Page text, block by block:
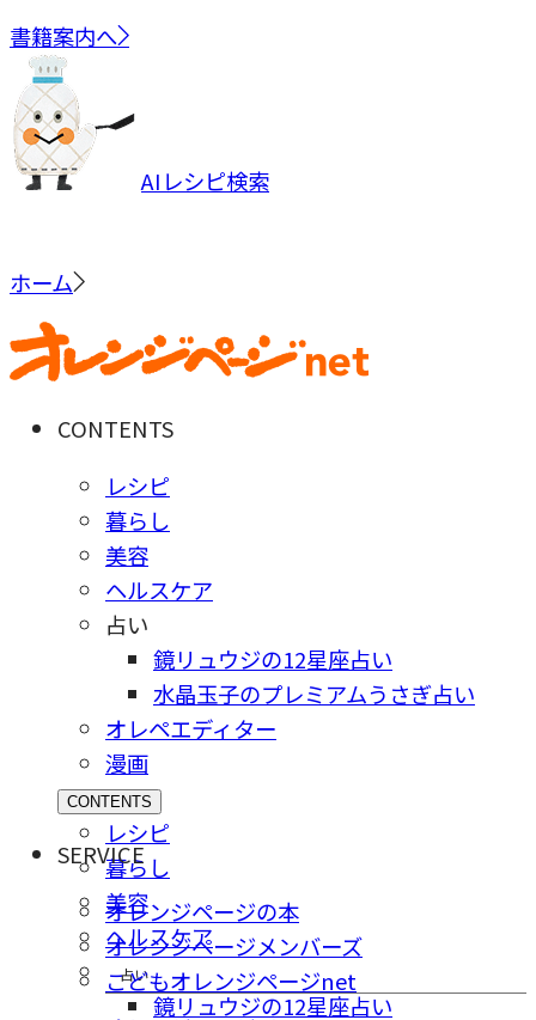
書籍案内へ
AIレシピ検索
ホーム
CONTENTS
レシピ
暮らし
美容
ヘルスケア
占い
鏡リュウジの12星座占い
水晶玉子のプレミアムうさぎ占い
オレペエディター
漫画
CONTENTS
レシピ
暮らし
美容
ヘルスケア
占い
鏡リュウジの12星座占い
SERVICE
オレンジページの本
オレンジページメンバーズ
こどもオレンジページnet